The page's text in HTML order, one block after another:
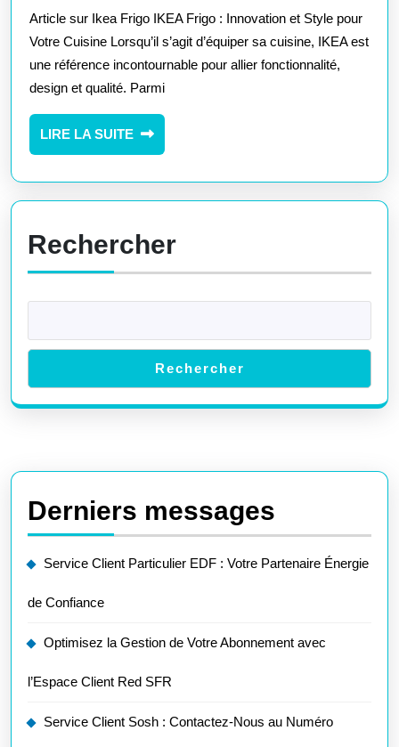
Frigo
:
Alliance
du
pour
votre
cuisine
Article sur Ikea Frigo IKEA Frigo : Innovation et Style pour
Votre Cuisine Lorsqu’il s’agit d’équiper sa cuisine, IKEA est
une référence incontournable pour allier fonctionnalité,
design et qualité. Parmi
LIRE LA SUITE
LIRE
LA
Rechercher
Rechercher
Derniers messages
Service Client Particulier EDF : Votre Partenaire Énergie
de Confiance
Optimisez la Gestion de Votre Abonnement avec
l’Espace Client Red SFR
Service Client Sosh : Contactez-Nous au Numéro